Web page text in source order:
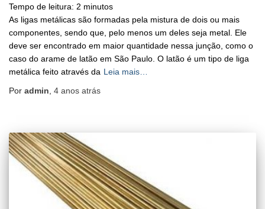
Tempo de leitura: 2 minutos
As ligas metálicas são formadas pela mistura de dois ou mais
componentes, sendo que, pelo menos um deles seja metal. Ele
deve ser encontrado em maior quantidade nessa junção, como o
caso do arame de latão em São Paulo. O latão é um tipo de liga
metálica feito através da Leia mais…
Por admin 4 anos atrás